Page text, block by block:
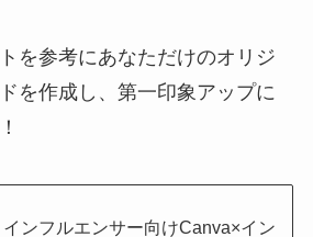
を参考にあなただけのオリジ
を作成し、第一印象アップに
インフルエンサー向けCanva×イン